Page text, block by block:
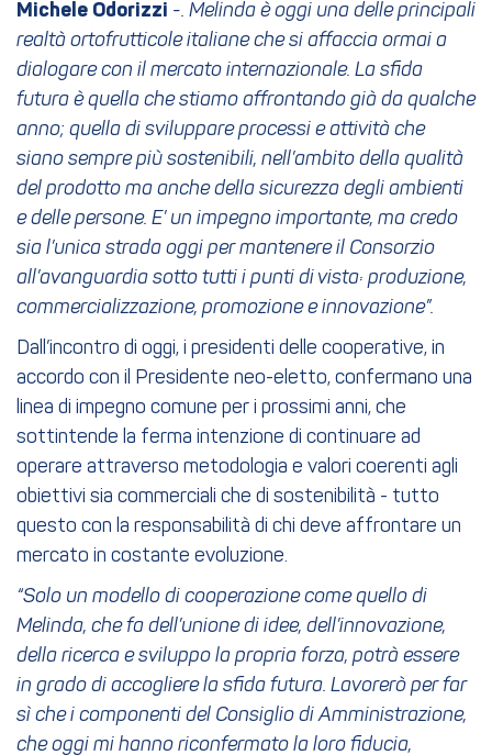
Michele Odorizzi -. Melinda è oggi una delle principali
realtà ortofrutticole italiane che si affaccia ormai a
dialogare con il mercato internazionale. La sfida
futura è quella che stiamo affrontando già da qualche
anno; quella di sviluppare processi e attività che
siano sempre più sostenibili, nell’ambito della qualità
del prodotto ma anche della sicurezza degli ambienti
e delle persone. E’ un impegno importante, ma credo
sia l’unica strada oggi per mantenere il Consorzio
all’avanguardia sotto tutti i punti di vista: produzione,
commercializzazione, promozione e innovazione”.
Dall’incontro di oggi, i presidenti delle cooperative, in
accordo con il Presidente neo-eletto, confermano una
linea di impegno comune per i prossimi anni, che
sottintende la ferma intenzione di continuare ad
operare attraverso metodologia e valori coerenti agli
obiettivi sia commerciali che di sostenibilità - tutto
questo con la responsabilità di chi deve affrontare un
mercato in costante evoluzione.
“Solo un modello di cooperazione come quello di
Melinda, che fa dell’unione di idee, dell’innovazione,
della ricerca e sviluppo la propria forza, potrà essere
in grado di accogliere la sfida futura. Lavorerò per far
sì che i componenti del Consiglio di Amministrazione,
che oggi mi hanno riconfermato la loro fiducia,